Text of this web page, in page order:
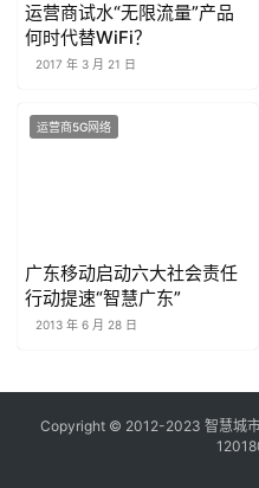
运营商试水“无限流量”产品
何时代替WiFi？
2017 年 3 月 21 日
运营商5G网络
广东移动启动六大社会责任
行动提速“智慧广东”
2013 年 6 月 28 日
Copyright © 2012-2023 智慧城市